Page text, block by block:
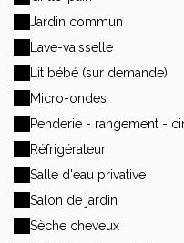
Jardin commun
Lave-vaisselle
Lit bébé (sur demande)
Micro-ondes
Penderie - rangement -
Réfrigérateur
Salle d'eau privative
Salon de jardin
Sèche cheveux